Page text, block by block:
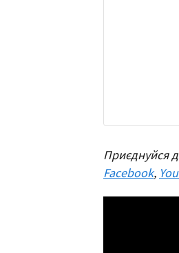
Приєднуйся
Facebook,